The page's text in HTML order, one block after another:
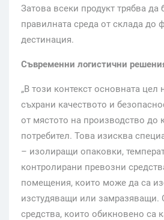
Затова всеки продукт трябва да
правилната среда от склада до
дестинация.
Съвременни логистични
„В този контекст основната цел
съхрани качеството и
от мястото на производство до
потребител. Това изисква
– изолиращи опаковки,
контролирани превозни
помещения, които може да са
изстудяващи или замразяващи.
средства, които обикновено са